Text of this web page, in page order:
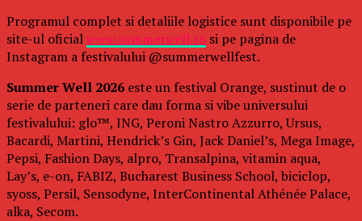
Programul complet si detaliile logistice sunt disponibile pe
site-ul oficialwww.summerwell.ro si pe pagina de
Instagram a festivalului @summerwellfest.
Summer Well 2026 este un festival Orange, sustinut de o
serie de parteneri care dau forma si vibe universului
festivalului: glo™, ING, Peroni Nastro Azzurro, Ursus,
Bacardi, Martini, Hendrick’s Gin, Jack Daniel’s, Mega Image,
Pepsi, Fashion Days, alpro, Transalpina, vitamin aqua,
Lay’s, e-on, FABIZ, Bucharest Business School, biciclop,
syoss, Persil, Sensodyne, InterContinental Athénée Palace,
alka, Secom.